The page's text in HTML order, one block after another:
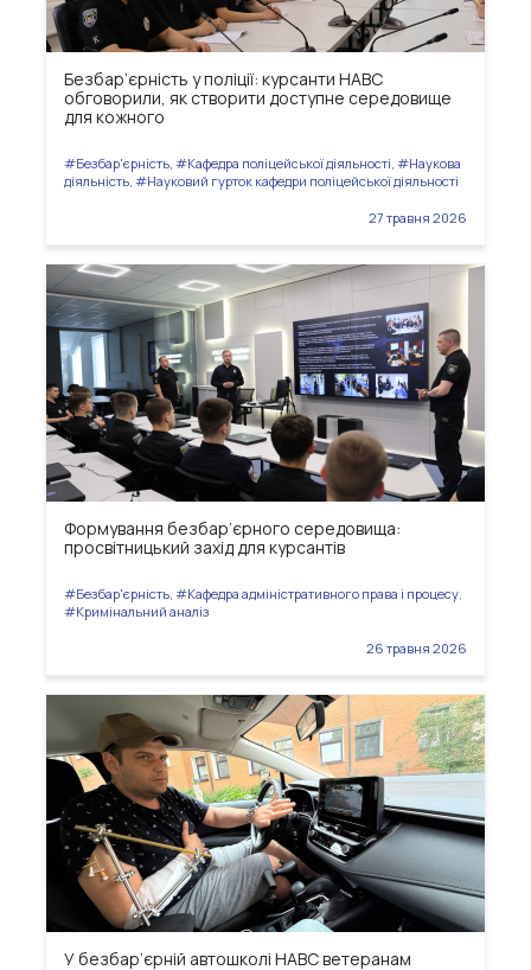
Безбар’єрність у поліції: курсанти НАВС
обговорили, як створити доступне середовище
для кожного
#Безбар'єрність, #Кафедра поліцейської діяльності, #Наукова
діяльність, #Науковий гурток кафедри поліцейської діяльності
27 травня 2026
Формування безбар’єрного середовища:
просвітницький захід для курсантів
#Безбар'єрність, #Кафедра адміністративного права і процесу,
#Кримінальний аналіз
26 травня 2026
У безбар’єрній автошколі НАВС ветеранам